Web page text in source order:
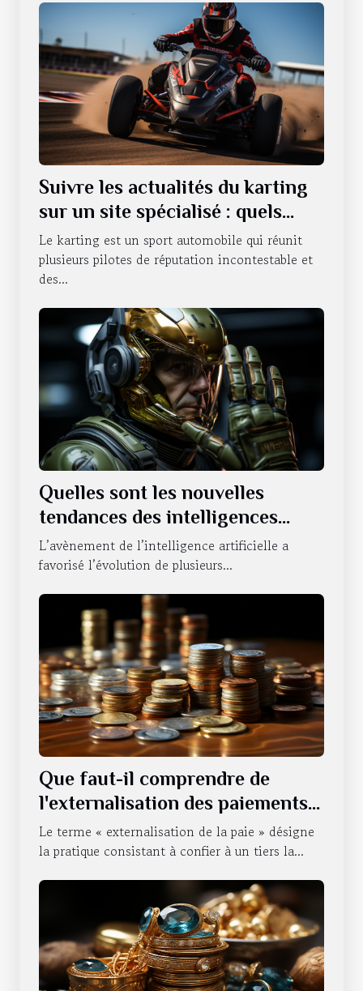
Suivre les actualités du karting
sur un site spécialisé : quels
sont les avantages qui en
découlent ?
Le karting est un sport automobile qui réunit
plusieurs pilotes de réputation incontestable et
des...
Quelles sont les nouvelles
tendances des intelligences
artificielles sur le statut du
NVIDIA ?
L’avènement de l’intelligence artificielle a
favorisé l’évolution de plusieurs...
Que faut-il comprendre de
l'externalisation des paiements
d'une entreprise ?
Le terme « externalisation de la paie » désigne
la pratique consistant à confier à un tiers la...